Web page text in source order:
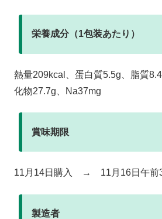
栄養成分（1包装あたり）
熱量209kcal、蛋白質5.5g、脂質
化物27.7g、Na37mg
賞味期限
11月14日購入 → 11月16日午前
製造者